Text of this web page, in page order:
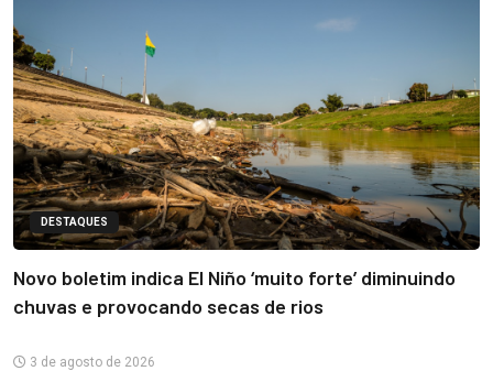
DESTAQUES
Novo boletim indica El Niño ‘muito forte’ diminuindo
chuvas e provocando secas de rios
3 de agosto de 2026